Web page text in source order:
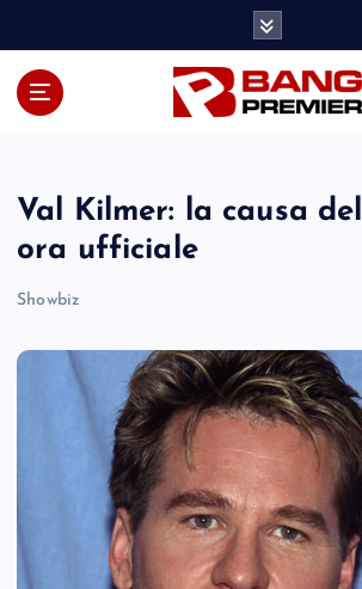
Val Kilmer: la causa
ora ufficiale
Showbiz